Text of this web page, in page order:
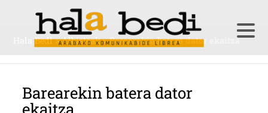
Hala Bedi>Albisteak>Barearekin batera dator ekaitza
Barearekin batera dator
ekaitza